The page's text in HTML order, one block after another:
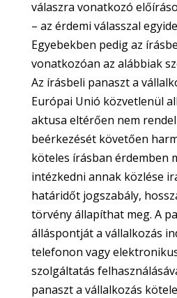
válaszra vonatkozó
– az érdemi válasszal
Egyebekben pedig az
vonatkozóan az alábbiak
Az írásbeli panaszt a
Európai Unió közvetlenül
aktusa eltérően nem
beérkezését követően
köteles írásban érdemben
intézkedni annak közlése
határidőt jogszabály,
törvény állapíthat meg. A
álláspontját a vállalkozás
telefonon vagy
szolgáltatás
panaszt a vállalkozás